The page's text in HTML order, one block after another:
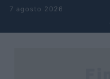
Saltar al contenido
7 agosto 2026